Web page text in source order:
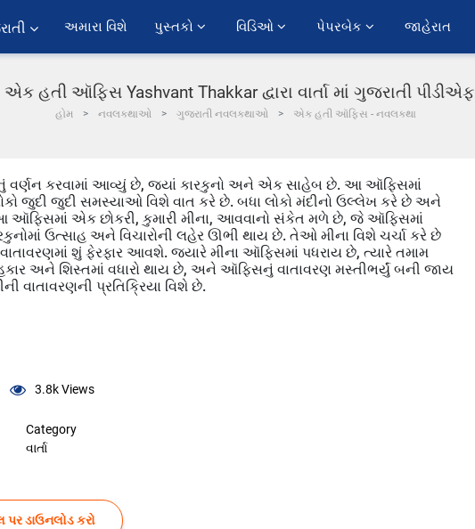
અમારા વિશે પુસ્તકો વિડિઓ પેપરબેક જાહેરાત
એક હતી ઑફિસ Yashvant Thakkar દ્વારા વાર્તા માં ગુજરાતી પીડીએફ
હોમ નવલકથાઓ ગુજરાતી નવલકથાઓ એક હતી ઑફિસ - નવલકથા
વર્ણન કરવામાં આવ્યું છે, જ્યાં કારકુનો અને એક સાહેબ છે. આ ઑફિસમાં
જુદી જુદી સમસ્યાઓ વિશે વાત કરે છે. બધા લોકો મંદીનો ઉલ્લેખ કરે છે અને
ઑફિસમાં એક છોકરી, કુમારી મીના, આવવાનો સંકેત મળે છે, જે ઑફિસમાં
ઉત્સાહ અને વિચારોની લહેર ઊભી થાય છે. તેઓ મીના વિશે ચર્ચા કરે છે
શું ફેરફાર આવશે. જ્યારે મીના ઑફિસમાં પધરાય છે, ત્યારે તમામ
અને શિસ્તમાં વધારો થાય છે, અને ઑફિસનું વાતાવરણ મસ્તીભર્યું બની જાય
વાતાવરણની પ્રતિક્રિયા વિશે છે.
3.8kViews
Category
વાર્તા
પર ડાઉનલોડ કરો